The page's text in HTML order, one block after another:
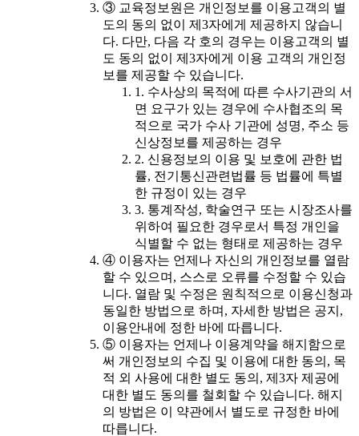
③ 교육정보원은 개인정보를 이용고객의 별
도의 동의 없이 제3자에게 제공하지 않습니
다. 다만, 다음 각 호의 경우는 이용고객의 별
도 동의 없이 제3자에게 이용 고객의 개인정
보를 제공할 수 있습니다.
1. 수사상의 목적에 따른 수사기관의 서
면 요구가 있는 경우에 수사협조의 목
적으로 국가 수사 기관에 성명, 주소 등
신상정보를 제공하는 경우
2. 신용정보의 이용 및 보호에 관한 법
률, 전기통신관련법률 등 법률에 특별
한 규정이 있는 경우
3. 통계작성, 학술연구 또는 시장조사를
위하여 필요한 경우로서 특정 개인을
식별할 수 없는 형태로 제공하는 경우
④ 이용자는 언제나 자신의 개인정보를 열람
할 수 있으며, 스스로 오류를 수정할 수 있습
니다. 열람 및 수정은 원칙적으로 이용신청과
동일한 방법으로 하며, 자세한 방법은 공지,
이용안내에 정한 바에 따릅니다.
⑤ 이용자는 언제나 이용계약을 해지함으로
써 개인정보의 수집 및 이용에 대한 동의, 목
적 외 사용에 대한 별도 동의, 제3자 제공에
대한 별도 동의를 철회할 수 있습니다. 해지
의 방법은 이 약관에서 별도로 규정한 바에
따릅니다.